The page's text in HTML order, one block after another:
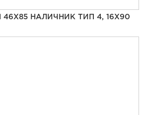
НАЛИЧНИК ТИП 4, 16Х90